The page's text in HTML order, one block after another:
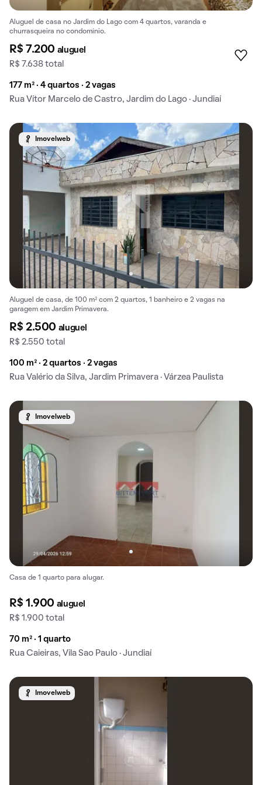
Aluguel de casa no Jardim do Lago com 4 quartos, varanda e
churrasqueira no condomínio.
R$ 7.200 aluguel
R$ 7.638 total
177 m² · 4 quartos · 2 vagas
Rua Vítor Marcelo de Castro, Jardim do Lago · Jundiaí
Imovelweb
Aluguel de casa, de 100 m² com 2 quartos, 1 banheiro e 2 vagas na
garagem em Jardim Primavera.
R$ 2.500 aluguel
R$ 2.550 total
100 m² · 2 quartos · 2 vagas
Rua Valério da Silva, Jardim Primavera · Várzea Paulista
Imovelweb
Casa de 1 quarto para alugar.
R$ 1.900 aluguel
R$ 1.900 total
70 m² · 1 quarto
Rua Caieiras, Vila Sao Paulo · Jundiaí
Imovelweb